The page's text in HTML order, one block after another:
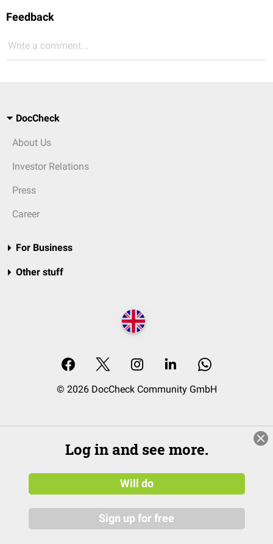
Feedback
Write a comment...
DocCheck
About Us
Investor Relations
Press
Career
For Business
Other stuff
© 2026 DocCheck Community GmbH
Log in and see more.
Will do
Sign up for free